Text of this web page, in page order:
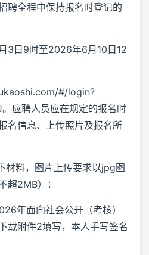
聘全程中保持报名时登记的
3日9时至2026年6月10日12
#/login?
应聘人员应在规定的报名时
名信息、上传照片及报名所
材料，图片上传要求以jpg图
超2MB）：
年面向社会公开（考核）
载附件2填写，本人手写签名